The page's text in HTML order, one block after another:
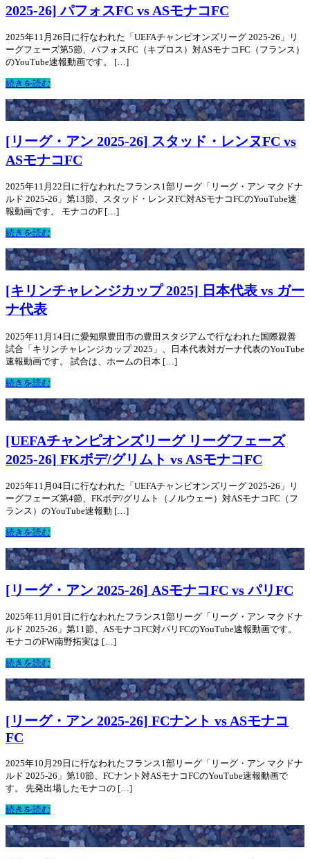
2025-26] パフォスFC vs ASモナコFC
2025年11月26日に行なわれた「UEFAチャンピオンズリーグ 2025-26」リ
ーグフェーズ第5節、パフォスFC（キプロス）対ASモナコFC（フランス）
のYouTube速報動画です。 […]
続きを読む
[リーグ・アン 2025-26] スタッド・レンヌFC vs
ASモナコFC
2025年11月22日に行なわれたフランス1部リーグ「リーグ・アン マクドナ
ルド 2025-26」第13節、スタッド・レンヌFC対ASモナコFCのYouTube速
報動画です。 モナコのF […]
続きを読む
[キリンチャレンジカップ 2025] 日本代表 vs ガー
ナ代表
2025年11月14日に愛知県豊田市の豊田スタジアムで行なわれた国際親善
試合「キリンチャレンジカップ 2025」、日本代表対ガーナ代表のYouTube
速報動画です。 試合は、ホームの日本 […]
続きを読む
[UEFAチャンピオンズリーグ リーグフェーズ
2025-26] FKボデ/グリムト vs ASモナコFC
2025年11月04日に行なわれた「UEFAチャンピオンズリーグ 2025-26」リ
ーグフェーズ第4節、FKボデ/グリムト（ノルウェー）対ASモナコFC（フ
ランス）のYouTube速報動 […]
続きを読む
[リーグ・アン 2025-26] ASモナコFC vs パリFC
2025年11月01日に行なわれたフランス1部リーグ「リーグ・アン マクドナ
ルド 2025-26」第11節、ASモナコFC対パリFCのYouTube速報動画です。
モナコのFW南野拓実は […]
続きを読む
[リーグ・アン 2025-26] FCナント vs ASモナコ
FC
2025年10月29日に行なわれたフランス1部リーグ「リーグ・アン マクドナ
ルド 2025-26」第10節、FCナント対ASモナコFCのYouTube速報動画で
す。 先発出場したモナコの […]
続きを読む